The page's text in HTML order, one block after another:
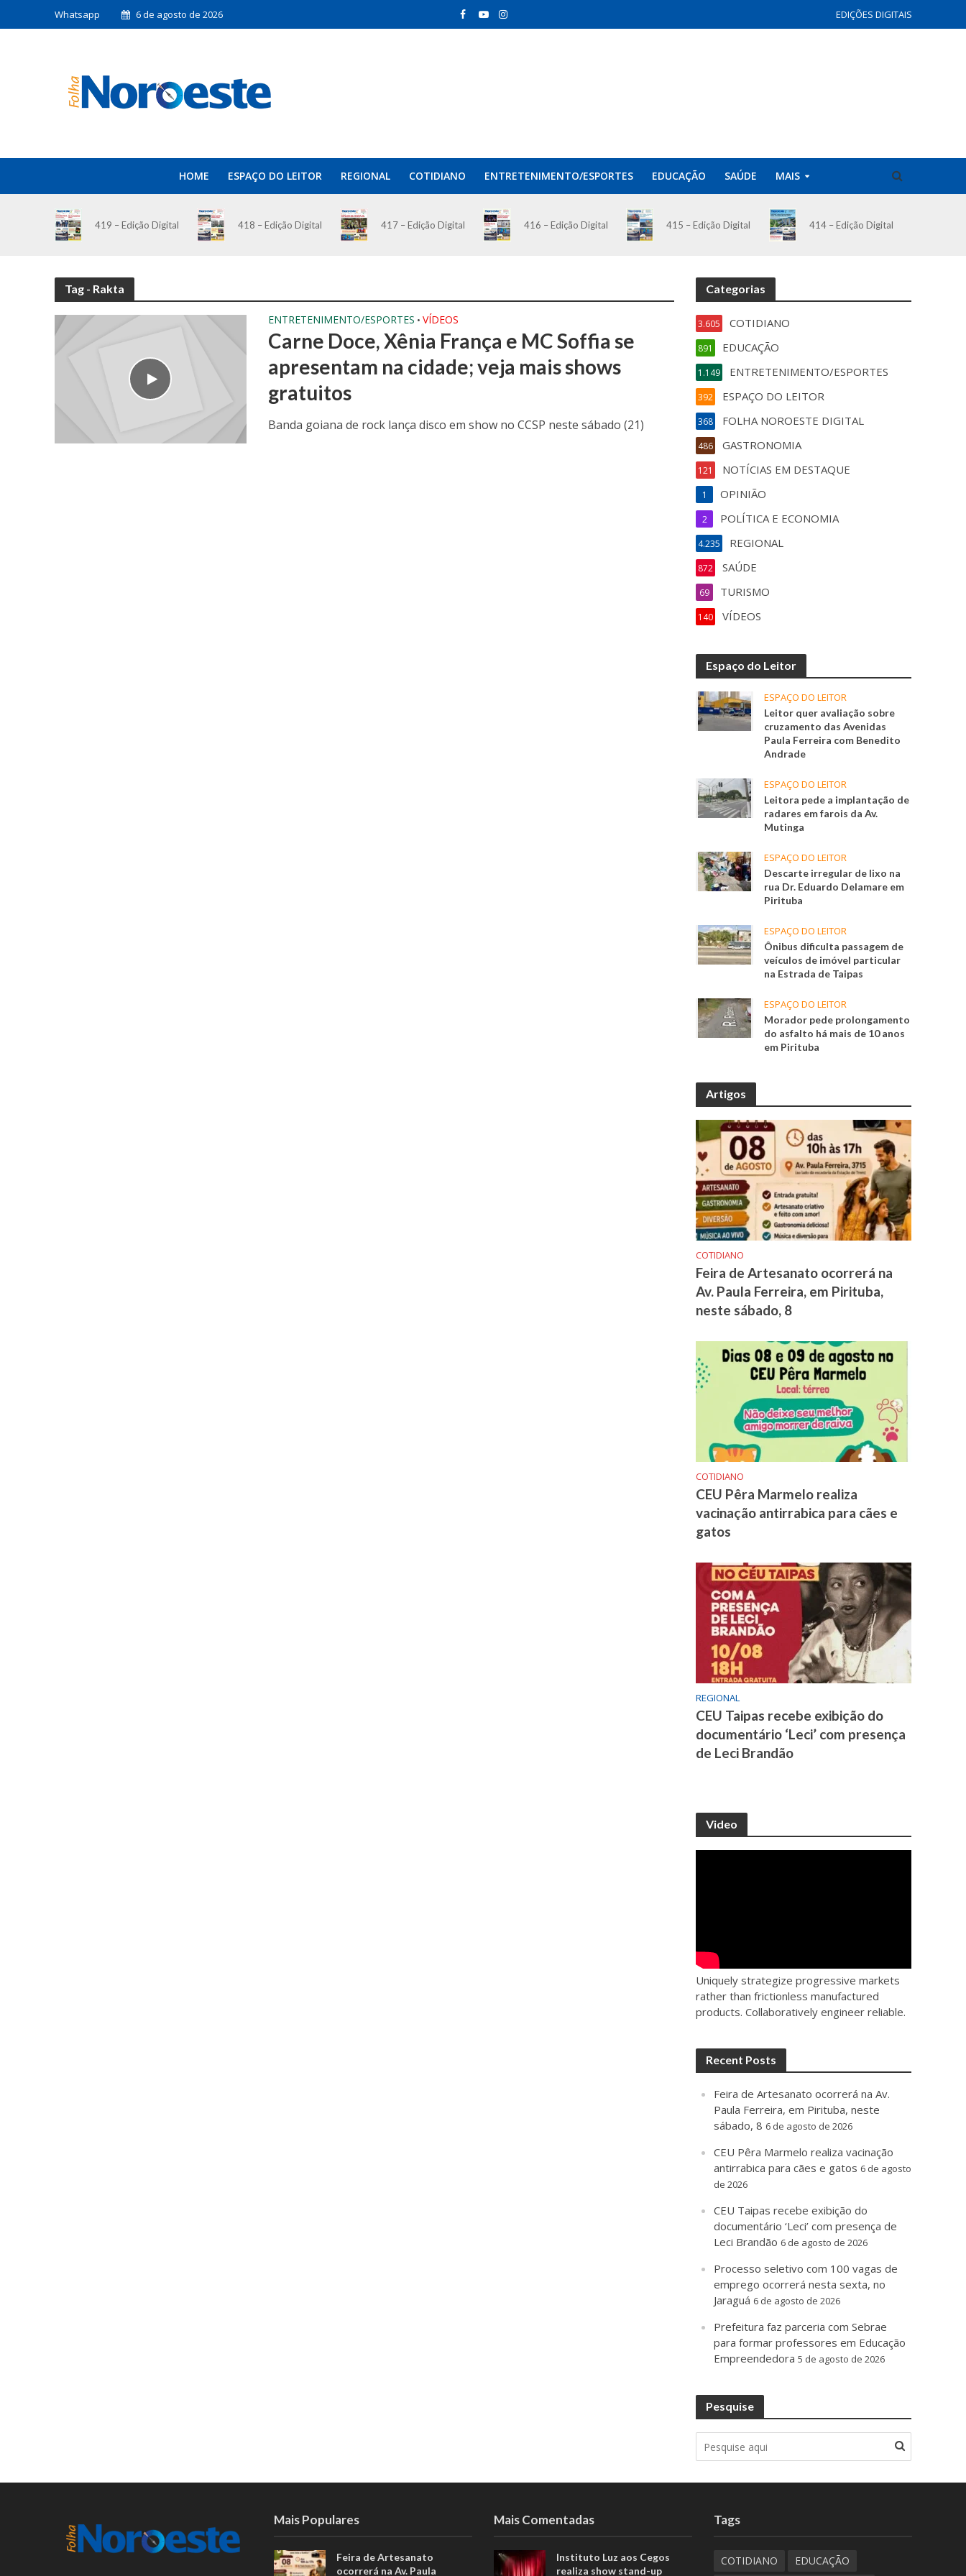
Whatsapp 6 de agosto de 2026 EDIÇÕES DIGITAIS
HOME ESPAÇO DO LEITOR REGIONAL COTIDIANO ENTRETENIMENTO/ESPORTES EDUCAÇÃO SAÚDE MAIS
419 – Edição Digital 418 – Edição Digital 417 – Edição Digital 416 – Edição Digital 415 – Edição Digital 414 – Edição Digital
Tag - Rakta
ENTRETENIMENTO/ESPORTES • VÍDEOS
Carne Doce, Xênia França e MC Soffia se
apresentam na cidade; veja mais shows
gratuitos
Banda goiana de rock lança disco em show no CCSP neste sábado (21)
Categorias
COTIDIANO
3.605
EDUCAÇÃO
891
ENTRETENIMENTO/ESPORTES
1.149
ESPAÇO DO LEITOR
392
FOLHA NOROESTE DIGITAL
368
GASTRONOMIA
486
NOTÍCIAS EM DESTAQUE
121
OPINIÃO
1
POLÍTICA E ECONOMIA
2
REGIONAL
4.235
SAÚDE
872
TURISMO
69
VÍDEOS
140
Espaço do Leitor
ESPAÇO DO LEITOR
Leitor quer avaliação sobre
cruzamento das Avenidas
Paula Ferreira com Benedito
Andrade
ESPAÇO DO LEITOR
Leitora pede a implantação de
radares em farois da Av.
Mutinga
ESPAÇO DO LEITOR
Descarte irregular de lixo na
rua Dr. Eduardo Delamare em
Pirituba
ESPAÇO DO LEITOR
Ônibus dificulta passagem de
veículos de imóvel particular
na Estrada de Taipas
ESPAÇO DO LEITOR
Morador pede prolongamento
do asfalto há mais de 10 anos
em Pirituba
Artigos
COTIDIANO
Feira de Artesanato ocorrerá na
Av. Paula Ferreira, em Pirituba,
neste sábado, 8
COTIDIANO
CEU Pêra Marmelo realiza
vacinação antirrabica para cães e
gatos
REGIONAL
CEU Taipas recebe exibição do
documentário ‘Leci’ com presença
de Leci Brandão
Video
Uniquely strategize progressive markets
rather than frictionless manufactured
products. Collaboratively engineer reliable.
Recent Posts
Feira de Artesanato ocorrerá na Av.
Paula Ferreira, em Pirituba, neste
sábado, 8 6 de agosto de 2026
CEU Pêra Marmelo realiza vacinação
antirrabica para cães e gatos 6 de agosto
de 2026
CEU Taipas recebe exibição do
documentário ‘Leci’ com presença de
Leci Brandão 6 de agosto de 2026
Processo seletivo com 100 vagas de
emprego ocorrerá nesta sexta, no
Jaraguá 6 de agosto de 2026
Prefeitura faz parceria com Sebrae
para formar professores em Educação
Empreendedora 5 de agosto de 2026
Pesquise
Mais Populares
Feira de Artesanato
ocorrerá na Av. Paula
Mais Comentadas
Instituto Luz aos Cegos
realiza show stand-up
Tags
COTIDIANO EDUCAÇÃO